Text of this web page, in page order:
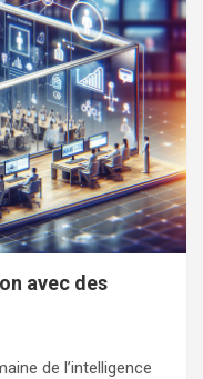
avec des
de l’intelligence